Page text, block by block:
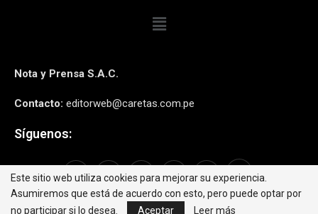
Nota y Prensa S.A.C.
Contacto: editorweb@caretas.com.pe
Síguenos:
Este sitio web utiliza cookies para mejorar su experiencia.
Asumiremos que está de acuerdo con esto, pero puede optar por
no participar si lo desea.
Aceptar Leer más